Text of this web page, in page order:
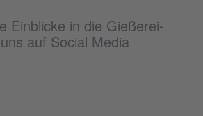
Einblicke in die Gießerei-
auf Social Media